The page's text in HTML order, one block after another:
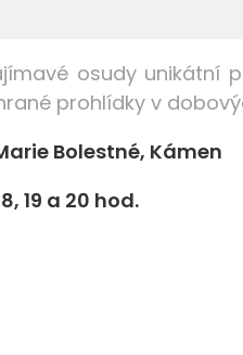
osudy unikátní
prohlídky v
Bolestné, Kámen
19 a 20 hod.